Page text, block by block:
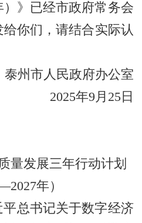
》已经市政府常务会
你们，请结合实际认
泰州市人民政府办公室
2025年9月25日
量发展三年行动计划
年）
总书记关于数字经济